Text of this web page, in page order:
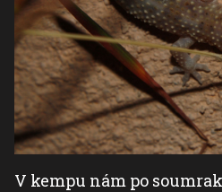
V kempu nám po